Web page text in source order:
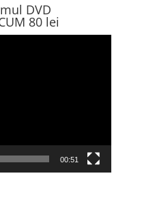
DVD
80 lei
00:51